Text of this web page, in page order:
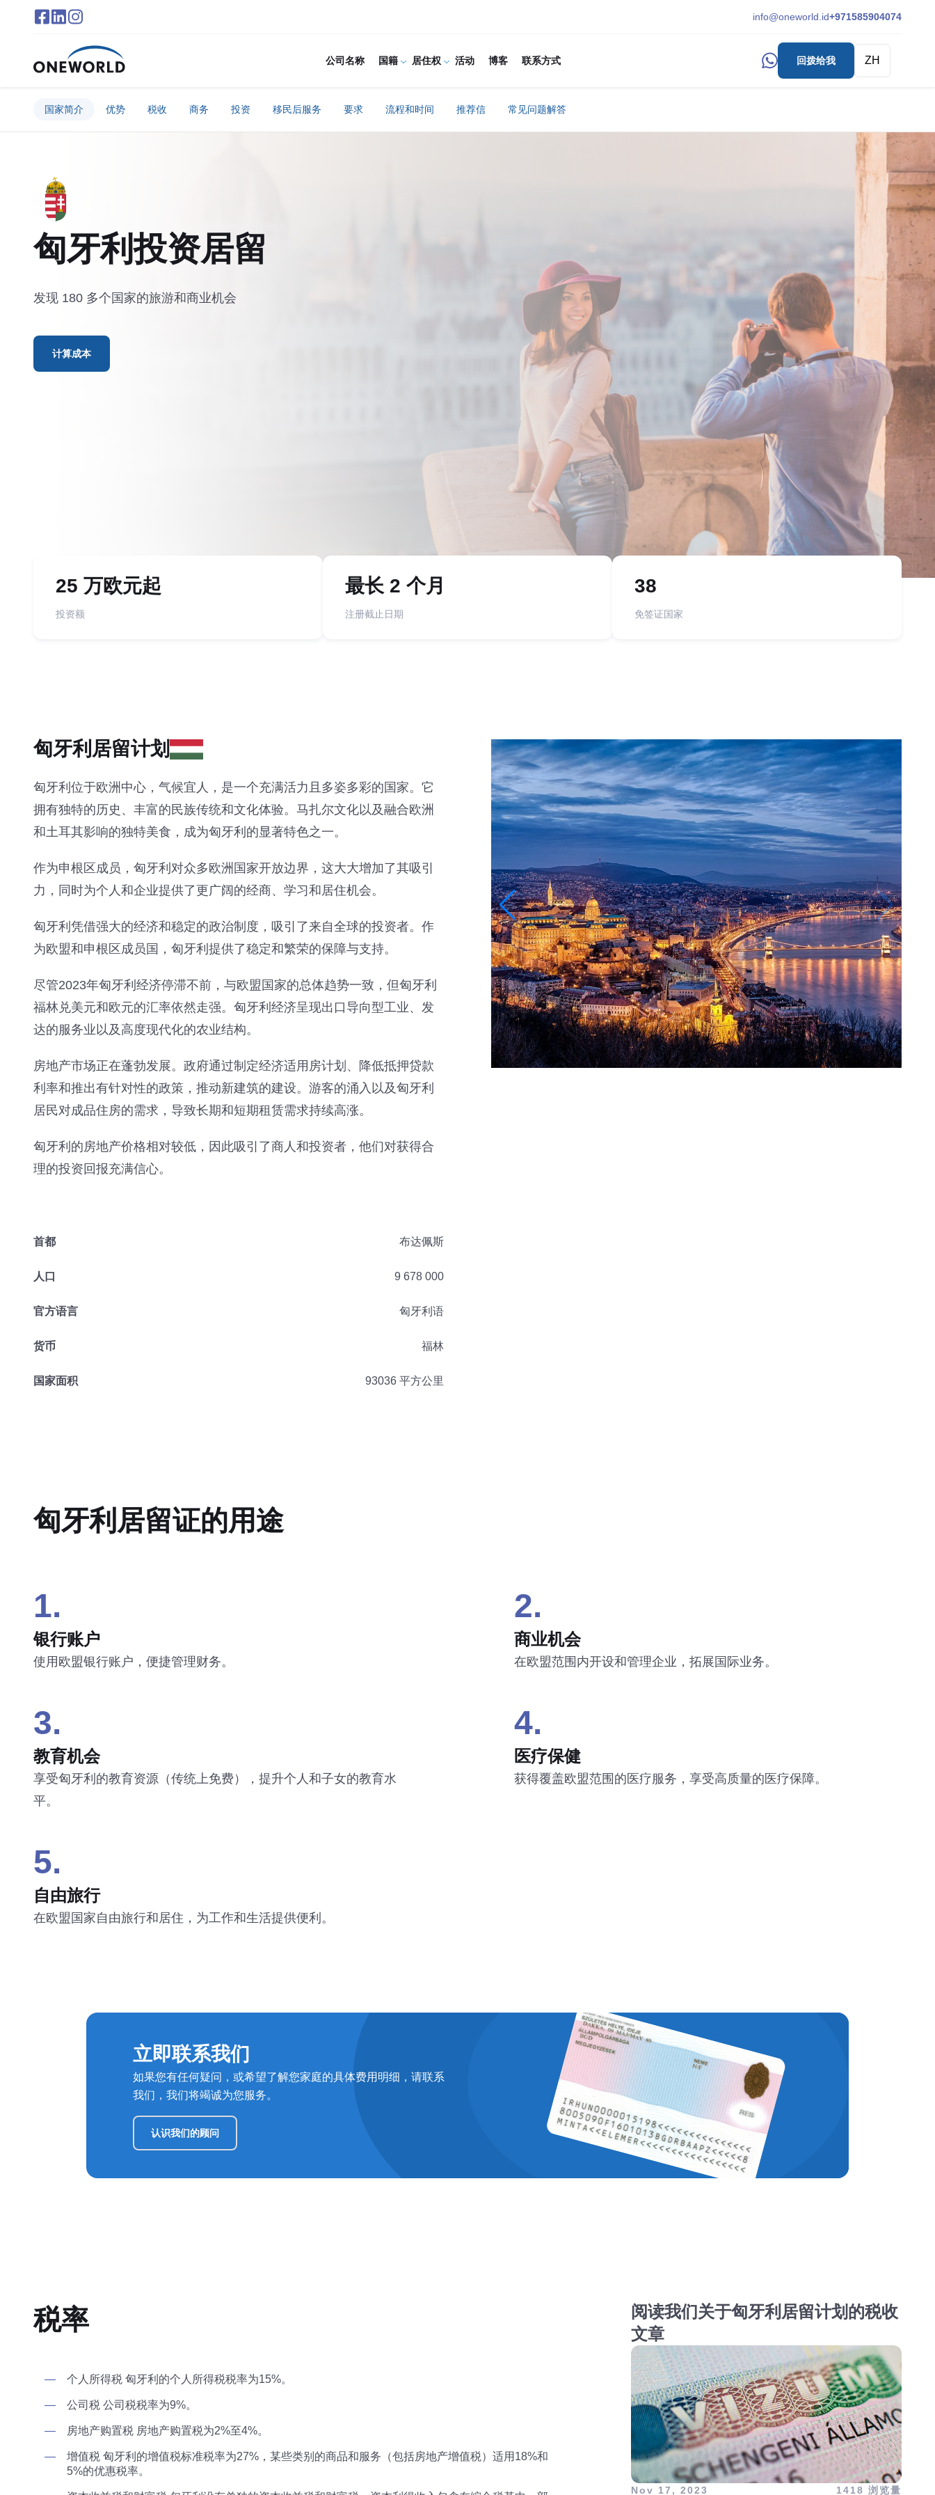
info@oneworld.id+971585904074
公司名称 国籍 居住权 活动 博客 联系方式 回拨给我 ZH
国家简介 优势 税收 商务 投资 移民后服务 要求 流程和时间 推荐信 常见问题解答
匈牙利投资居留
发现 180 多个国家的旅游和商业机会
计算成本
25 万欧元起
投资额
最长 2 个月
注册截止日期
38
免签证国家
匈牙利居留计划
匈牙利位于欧洲中心，气候宜人，是一个充满活力且多姿多彩的国家。它
拥有独特的历史、丰富的民族传统和文化体验。马扎尔文化以及融合欧洲
和土耳其影响的独特美食，成为匈牙利的显著特色之一。
作为申根区成员，匈牙利对众多欧洲国家开放边界，这大大增加了其吸引
力，同时为个人和企业提供了更广阔的经商、学习和居住机会。
匈牙利凭借强大的经济和稳定的政治制度，吸引了来自全球的投资者。作
为欧盟和申根区成员国，匈牙利提供了稳定和繁荣的保障与支持。
尽管2023年匈牙利经济停滞不前，与欧盟国家的总体趋势一致，但匈牙利
福林兑美元和欧元的汇率依然走强。匈牙利经济呈现出口导向型工业、发
达的服务业以及高度现代化的农业结构。
房地产市场正在蓬勃发展。政府通过制定经济适用房计划、降低抵押贷款
利率和推出有针对性的政策，推动新建筑的建设。游客的涌入以及匈牙利
居民对成品住房的需求，导致长期和短期租赁需求持续高涨。
匈牙利的房地产价格相对较低，因此吸引了商人和投资者，他们对获得合
理的投资回报充满信心。
首都 布达佩斯
人口 9 678 000
官方语言 匈牙利语
货币 福林
国家面积 93036 平方公里
匈牙利居留证的用途
1.
银行账户
使用欧盟银行账户，便捷管理财务。
2.
商业机会
在欧盟范围内开设和管理企业，拓展国际业务。
3.
教育机会
享受匈牙利的教育资源（传统上免费），提升个人和子女的教育水
平。
4.
医疗保健
获得覆盖欧盟范围的医疗服务，享受高质量的医疗保障。
5.
自由旅行
在欧盟国家自由旅行和居住，为工作和生活提供便利。
立即联系我们
如果您有任何疑问，或希望了解您家庭的具体费用明细，请联系
我们，我们将竭诚为您服务。
认识我们的顾问
税率
个人所得税 匈牙利的个人所得税税率为15%。
公司税 公司税税率为9%。
房地产购置税 房地产购置税为2%至4%。
增值税 匈牙利的增值税标准税率为27%，某些类别的商品和服务（包括房地产增值税）适用18%和
5%的优惠税率。
阅读我们关于匈牙利居留计划的税收
文章
Nov 17, 2023 1418 浏览量